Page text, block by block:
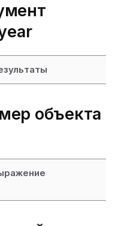
объекта